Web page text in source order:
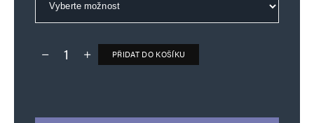
Deník TO – verze bez reklam množství
PŘIDAT DO KOŠÍKU